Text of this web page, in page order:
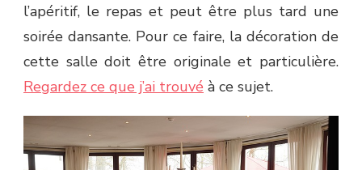
l’apéritif, le repas et peut être plus tard une
soirée dansante. Pour ce faire, la décoration de
cette salle doit être originale et particulière.
Regardez ce que j’ai trouvé à ce sujet.